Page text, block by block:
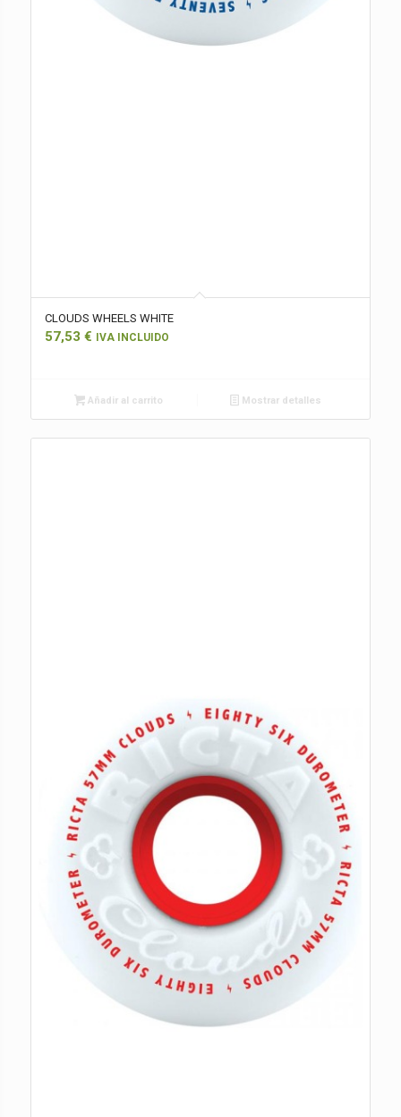
CLOUDS WHEELS WHITE
57,53 € IVA INCLUIDO
Añadir al carrito Mostrar detalles